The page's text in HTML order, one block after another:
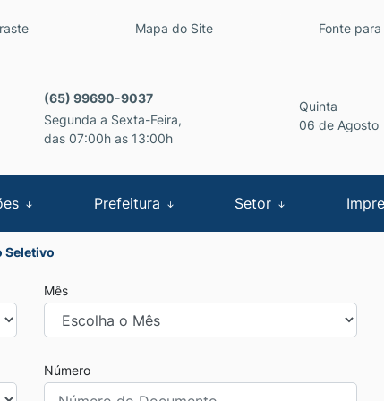
de acessibilidade
Mapa do Site Fonte
(65) 99690-9037
Segunda a Sexta-Feira,
das 07:00h as 13:00h
Quinta
06 de Agosto
Prefeitura Setor
Seletivo
Mês
Número